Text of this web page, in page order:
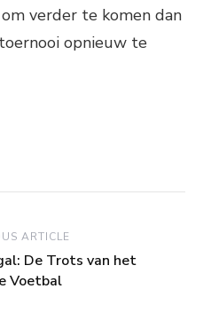
verder te komen dan
opnieuw te
ARTICLE
De Trots van het
Voetbal